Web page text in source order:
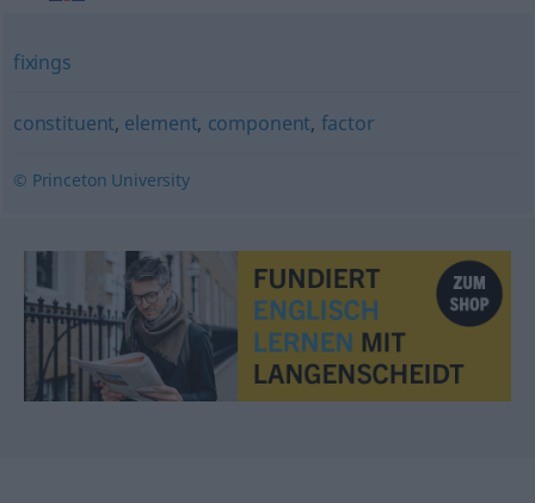
fixings
constituent, element, component, factor
© Princeton University